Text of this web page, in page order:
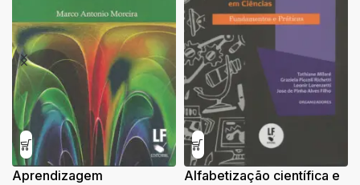
Aprendizagem
Alfabetização científica e